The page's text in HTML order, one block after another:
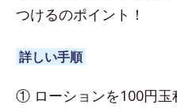
つけるのポイント！
詳しい手順
① ローションを100円玉